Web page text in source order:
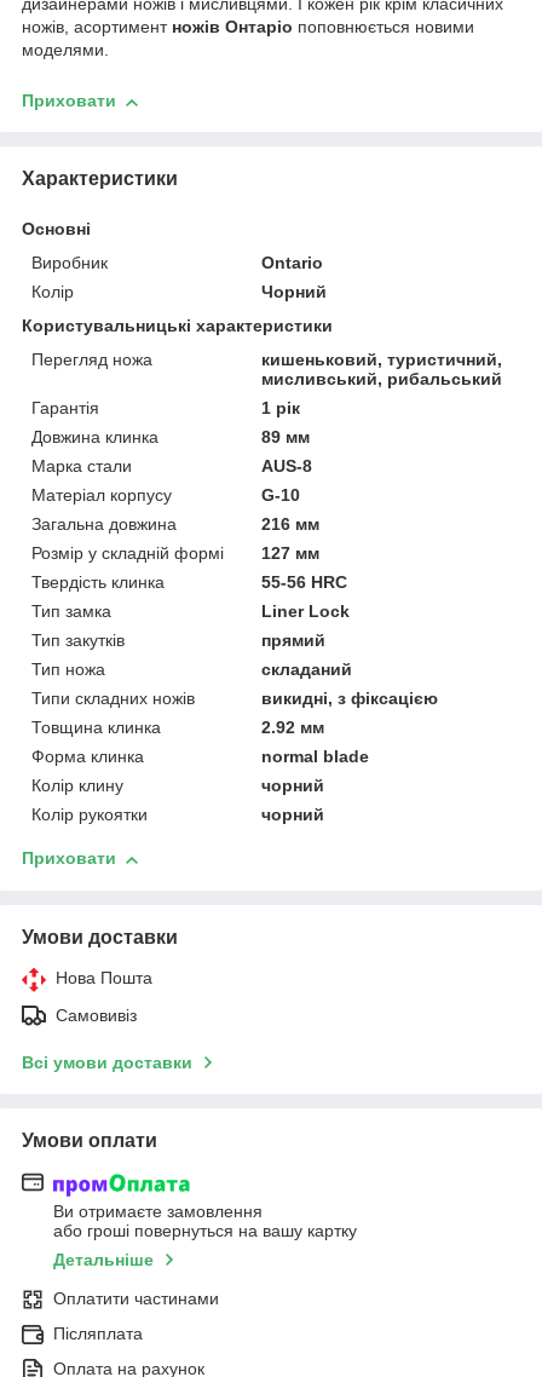
дизайнерами ножів і мисливцями. І кожен рік крім класичних
ножів, асортимент ножів Онтаріо поповнюється новими
моделями.
Приховати
Характеристики
Основні
Виробник
Ontario
Колір
Чорний
Користувальницькі характеристики
Перегляд ножа
кишеньковий, туристичний,
мисливський, рибальський
Гарантія
1 рік
Довжина клинка
89 мм
Марка стали
AUS-8
Матеріал корпусу
G-10
Загальна довжина
216 мм
Розмір у складній формі
127 мм
Твердість клинка
55-56 HRC
Тип замка
Liner Lock
Тип закутків
прямий
Тип ножа
складаний
Типи складних ножів
викидні, з фіксацією
Товщина клинка
2.92 мм
Форма клинка
normal blade
Колір клину
чорний
Колір рукоятки
чорний
Приховати
Умови доставки
Нова Пошта
Самовивіз
Всі умови доставки
Умови оплати
Ви отримаєте замовлення
або гроші повернуться на вашу картку
Детальніше
Оплатити частинами
Післяплата
Оплата на рахунок